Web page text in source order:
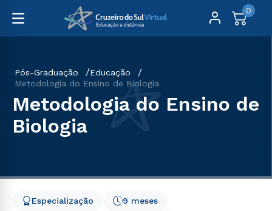
0
Pós-Graduação
Educação
Metodologia do Ensino de Biologia
Metodologia do Ensino de
Biologia
9 meses
Especialização